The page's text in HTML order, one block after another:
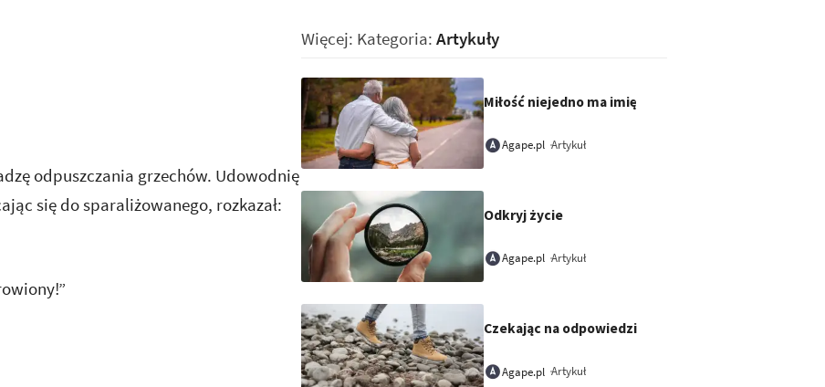
odpuszczania grzechów. Udowodnię
się do sparaliżowanego, rozkazał:
Więcej: Kategoria: Artykuły
Miłość niejedno ma imię
Agape.pl Artykuł
Odkryj życie
Agape.pl Artykuł
Czekając na odpowiedzi
Agape.pl Artykuł